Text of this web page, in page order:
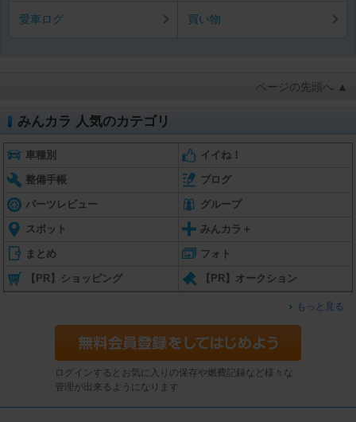
愛車ログ 買い物
ページの先頭へ ▲
みんカラ 人気のカテゴリ
車種別 イイね！
整備手帳 ブログ
パーツレビュー グループ
スポット みんカラ＋
まとめ フォト
【PR】ショッピング 【PR】オークション
もっと見る
ログインするとお気に入りの保存や燃費記録など様々な
管理が出来るようになります